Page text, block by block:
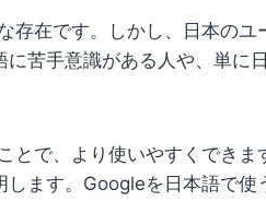
存在です。しかし、日本の
苦手意識がある人や、単に
とで、より使いやすくできま
ます。Googleを日本語で使